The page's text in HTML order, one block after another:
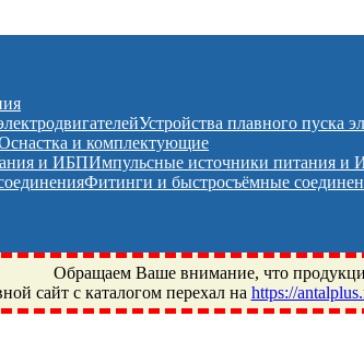
Устройства плавного пуска
и комплектующие
Импульсные источники питания и
Фитинги и быстросъёмные
Обращаем Ваше внимание, что
сайт с каталогом перехал на https://
Юбилейный, Щелково, Москва,